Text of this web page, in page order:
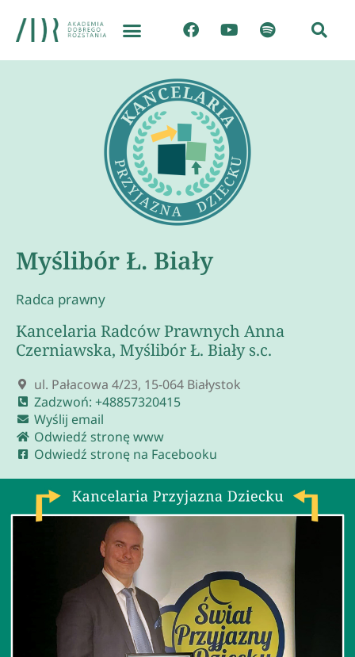
Myślibór Ł. Biały
Radca prawny
Kancelaria Radców Prawnych Anna
Czerniawska, Myślibór Ł. Biały s.c.
ul. Pałacowa 4/23, 15-064 Białystok
Zadzwoń: +48857320415
Wyślij email
Odwiedź stronę www
Odwiedź stronę na Facebooku